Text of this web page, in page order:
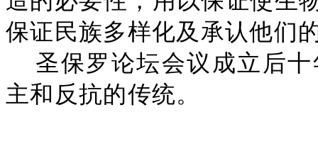
保证民族多样化及承认他们
圣保罗论坛会议成立后
主和反抗的传统。